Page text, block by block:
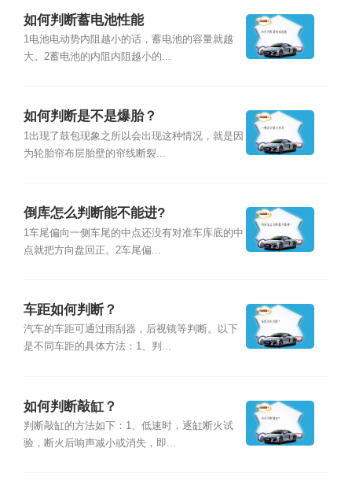
如何判断蓄电池性能
1电池电动势内阻越小的话，蓄电池的容量就越
大。2蓄电池的内阻内阻越小的...
如何判断是不是爆胎？
1出现了鼓包现象之所以会出现这种情况，就是因
为轮胎帘布层胎壁的帘线断裂...
倒库怎么判断能不能进?
1车尾偏向一侧车尾的中点还没有对准车库底的中
点就把方向盘回正。2车尾偏...
车距如何判断？
汽车的车距可通过雨刮器，后视镜等判断。以下
是不同车距的具体方法：1、判...
如何判断敲缸？
判断敲缸的方法如下：1、低速时，逐缸断火试
验，断火后响声减小或消失，即...